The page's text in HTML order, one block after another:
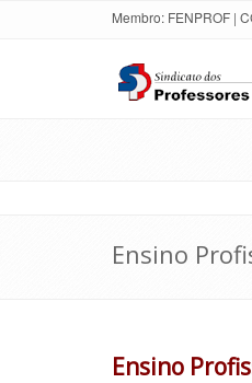
Membro: FENPROF |
Ensino
Ensino